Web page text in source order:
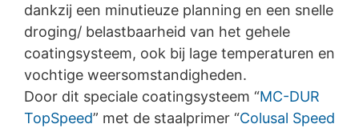
dankzij een minutieuze planning en een snelle
droging/ belastbaarheid van het gehele
coatingsysteem, ook bij lage temperaturen en
vochtige weersomstandigheden.
Door dit speciale coatingsysteem “MC-DUR
TopSpeed” met de staalprimer “Colusal Speed
Enkele processen met gegevensverwerking zijn alleen
mogelijk met uw uitdrukkelijke toestemming. U kunt een
reeds verleende toestemming te allen tijde herroepen.
Daarvoor is bijv. een informele mededeling via e-mail
aan ons voldoende. De rechtmatigheid van de reeds
uitgevoerde processen betreffende
gegevensverwerking tot aan de herroeping blijft door